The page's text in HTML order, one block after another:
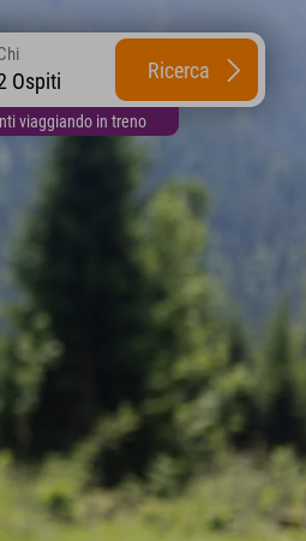
viaggiando in treno
Ospiti Ricerca